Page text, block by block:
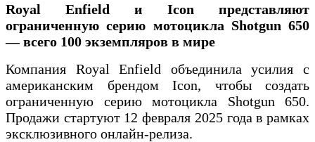
Royal Enfield и Icon представляют
ограниченную серию мотоцикла Shotgun 650
— всего 100 экземпляров в мире
Компания Royal Enfield объединила усилия с
американским брендом Icon, чтобы создать
ограниченную серию мотоцикла Shotgun 650.
Продажи стартуют 12 февраля 2025 года в рамках
эксклюзивного онлайн-релиза.